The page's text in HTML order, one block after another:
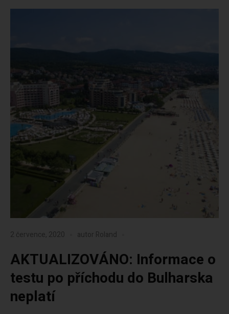
2 července, 2020 autor Roland
AKTUALIZOVÁNO: Informace o
testu po příchodu do Bulharska
neplatí